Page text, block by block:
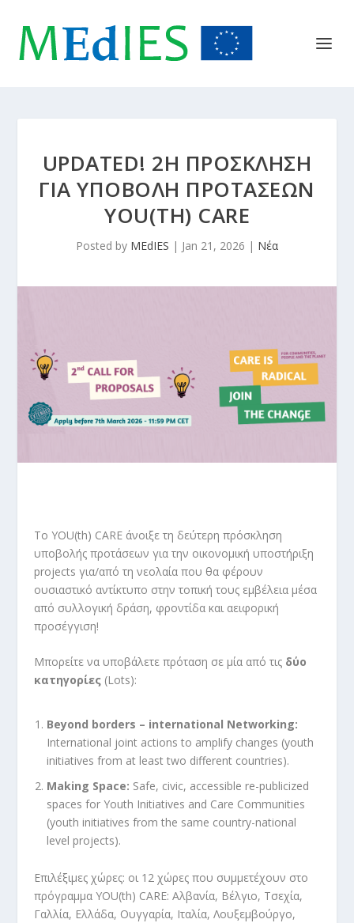
UPDATED! 2Η ΠΡΟΣΚΛΗΣΗ
ΓΙΑ ΥΠΟΒΟΛΗ ΠΡΟΤΑΣΕΩΝ
YOU(TH) CARE
Posted by MEdIES | Jan 21, 2026 | Νέα
Το YOU(th) CARE άνοιξε τη δεύτερη πρόσκληση
υποβολής προτάσεων για την οικονομική υποστήριξη
projects για/από τη νεολαία που θα φέρουν
ουσιαστικό αντίκτυπο στην τοπική τους εμβέλεια μέσα
από συλλογική δράση, φροντίδα και αειφορική
προσέγγιση!
Μπορείτε να υποβάλετε πρόταση σε μία από τις δύο
κατηγορίες(Lots):
Beyond borders – international Networking:
International joint actions to amplify changes (youth
initiatives from at least two different countries).
Making Space: Safe, civic, accessible re-publicized
spaces for Youth Initiatives and Care Communities
(youth initiatives from the same country-national
level projects).
Επιλέξιμες χώρες: οι 12 χώρες που συμμετέχουν στο
πρόγραμμα YOU(th) CARE: Αλβανία, Βέλγιο, Τσεχία,
Γαλλία, Ελλάδα, Ουγγαρία, Ιταλία, Λουξεμβούργο,